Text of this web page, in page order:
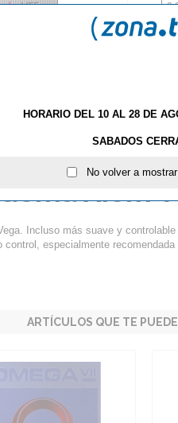
TE GUSTAN LOS
Xiom
Incluso más suave y
especialmente
ARTÍCULOS QUE TE
HORARIO DEL 10 AL 28 DE
SABADOS
No volver a